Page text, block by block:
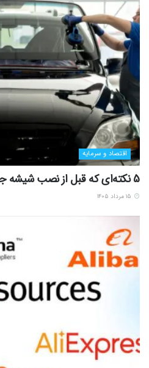
اقتصاد و سرمایه
5 نکته‌ای که قبل از نصب شیشه جلو خودرو باید بدانید